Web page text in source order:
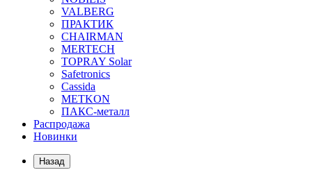
VALBERG
ПРАКТИК
CHAIRMAN
MERTECH
TOPRAY Solar
Safetronics
Cassida
METKON
ПАКС-металл
Распродажа
Новинки
Назад